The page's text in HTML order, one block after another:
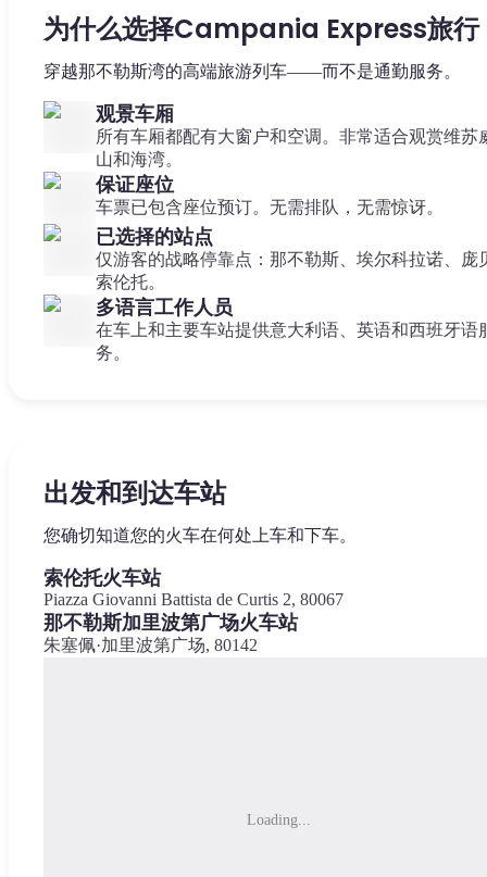
为什么选择Campania Express旅行
穿越那不勒斯湾的高端旅游列车——而不是通勤服务。
观景车厢
所有车厢都配有大窗户和空调。非常适合观赏维苏
山和海湾。
保证座位
车票已包含座位预订。无需排队，无需惊讶。
已选择的站点
仅游客的战略停靠点：那不勒斯、埃尔科拉诺、庞
索伦托。
多语言工作人员
在车上和主要车站提供意大利语、英语和西班牙语
务。
出发和到达车站
您确切知道您的火车在何处上车和下车。
索伦托火车站
Piazza Giovanni Battista de Curtis 2, 80067
那不勒斯加里波第广场火车站
朱塞佩·加里波第广场, 80142
Loading...